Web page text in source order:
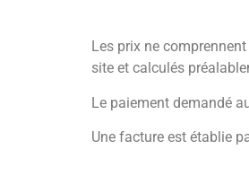
Les prix ne
site et calculés
Le paiement demandé
Une facture est établie